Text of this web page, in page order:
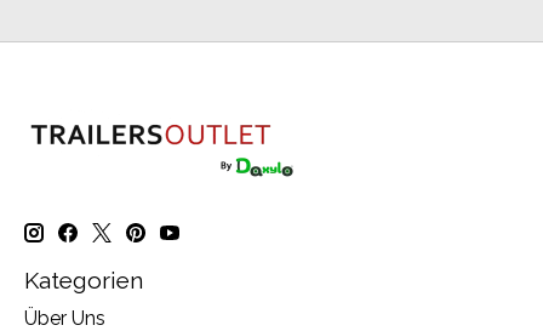
Kategorien
Über Uns